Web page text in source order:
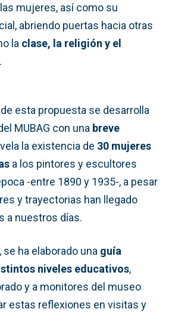
mujeres, así como su
abriendo puertas hacia otras
la clase, la religión y el
.
esta propuesta se desarrolla
MUBAG con una breve
la existencia de 30 mujeres
a los pintores y escultores
-entre 1890 y 1935-, a pesar
y trayectorias han llegado
a nuestros días.
se ha elaborado una guía
niveles educativos,
y a monitores del museo
estas reflexiones en visitas y